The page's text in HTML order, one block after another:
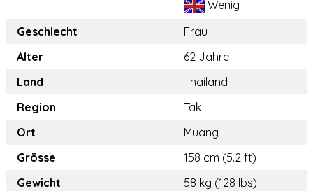
Wenig
Geschlecht
Frau
Alter
62 Jahre
Land
Thailand
Region
Tak
Ort
Muang
Grösse
158 cm (5.2 ft)
Gewicht
58 kg (128 lbs)